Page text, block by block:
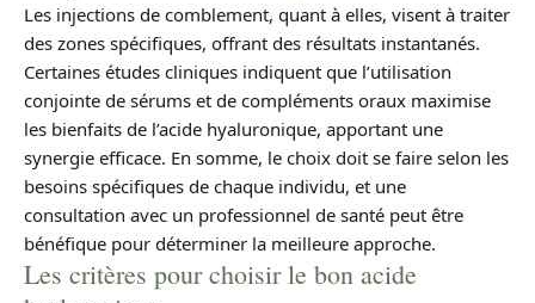
Les injections de comblement, quant à elles, visent à traiter
des zones spécifiques, offrant des résultats instantanés.
Certaines études cliniques indiquent que l’utilisation
conjointe de sérums et de compléments oraux maximise
les bienfaits de l’acide hyaluronique, apportant une
synergie efficace. En somme, le choix doit se faire selon les
besoins spécifiques de chaque individu, et une
consultation avec un professionnel de santé peut être
bénéfique pour déterminer la meilleure approche.
Les critères pour choisir le bon acide